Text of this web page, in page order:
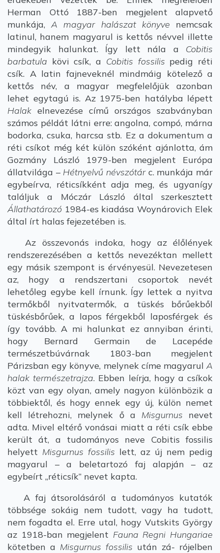
Herman Ottó 1887-ben megjelent alapvető
munkája,A magyar halászat könyve nemcsak
latinul, hanem magyarul is kettős névvel illette
mindegyik halunkat. Így lett nála a Cobitis
barbatula kövi csík, a Cobitis fossilis pedig réti
csík. A latin fajneveknél mindmáig kötelező a
kettős név, a magyar megfelelőjük azonban
lehet egytagú is. Az 1975-ben hatályba lépett
Halak elnevezése című országos szabványban
számos példát látni erre: angolna, compó, márna
bodorka, csuka, harcsa stb. Ez a dokumentum a
réti csíkot még két külön szóként ajánlotta, ám
Gozmány László 1979-ben megjelent Európa
állatvilága – Hétnyelvű névszótárc. munkája már
egybeírva, réticsíkként adja meg, és ugyanígy
találjuk a Móczár László által szerkesztett
Állathatározó 1984-es kiadása Woynárovich Elek
által írt halas fejezetében is.
Az összevonás indoka, hogy az élőlények
rendszerezésében a kettős nevezéktan mellett
egy másik szempont is érvényesül. Nevezetesen
az, hogy a rendszertani csoportok nevét
lehetőleg egybe kell írnunk. Így lettek a nyitva
termőkből nyitvatermők, a tüskés bőrűekből
tüskésbőrűek, a lapos férgekből laposférgek és
így tovább. A mi halunkat ez annyiban érinti,
hogy Bernard Germain de Lacepéde
természetbúvárnak 1803-ban megjelent
Párizsban egy könyve, melynek címe magyarul A
halak természetrajza. Ebben leírja, hogy a csíkok
közt van egy olyan, amely nagyon különbözik a
többiektől, és hogy ennek egy új, külön nemet
kell létrehozni, melynek ő a Misgurnus nevet
adta. Mivel eltérő vonásai miatt a réti csík ebbe
került át, a tudományos neve Cobitis fossilis
helyett Misgurnus fossilis lett, az új nem pedig
magyarul – a beletartozó faj alapján – az
egybeírt „réticsík” nevet kapta.
A faj átsorolásáról a tudományos kutatók
többsége sokáig nem tudott, vagy ha tudott,
nem fogadta el. Erre utal, hogy Vutskits György
az 1918-ban megjelent Fauna Regni Hungariae
kötetben a Misgurnus fossilis után zá- rójelben